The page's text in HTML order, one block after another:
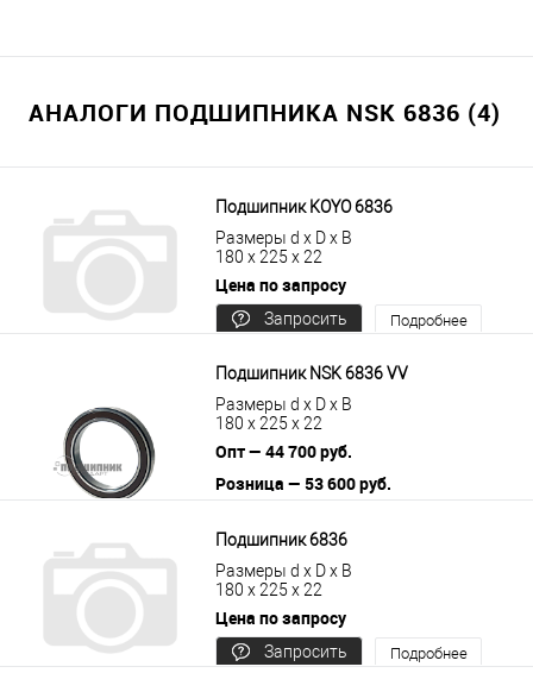
АНАЛОГИ ПОДШИПНИКА NSK 6836 (4)
Подшипник KOYO 6836
Размеры d x D x B
180 x 225 x 22
Цена по запросу
Запросить
Подробнее
Подшипник NSK 6836 VV
Размеры d x D x B
180 x 225 x 22
Опт — 44 700 руб.
Розница — 53 600 руб.
Подшипник 6836
Размеры d x D x B
180 x 225 x 22
Цена по запросу
Запросить
Подробнее